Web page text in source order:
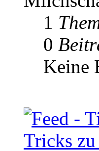
1
0
Keine